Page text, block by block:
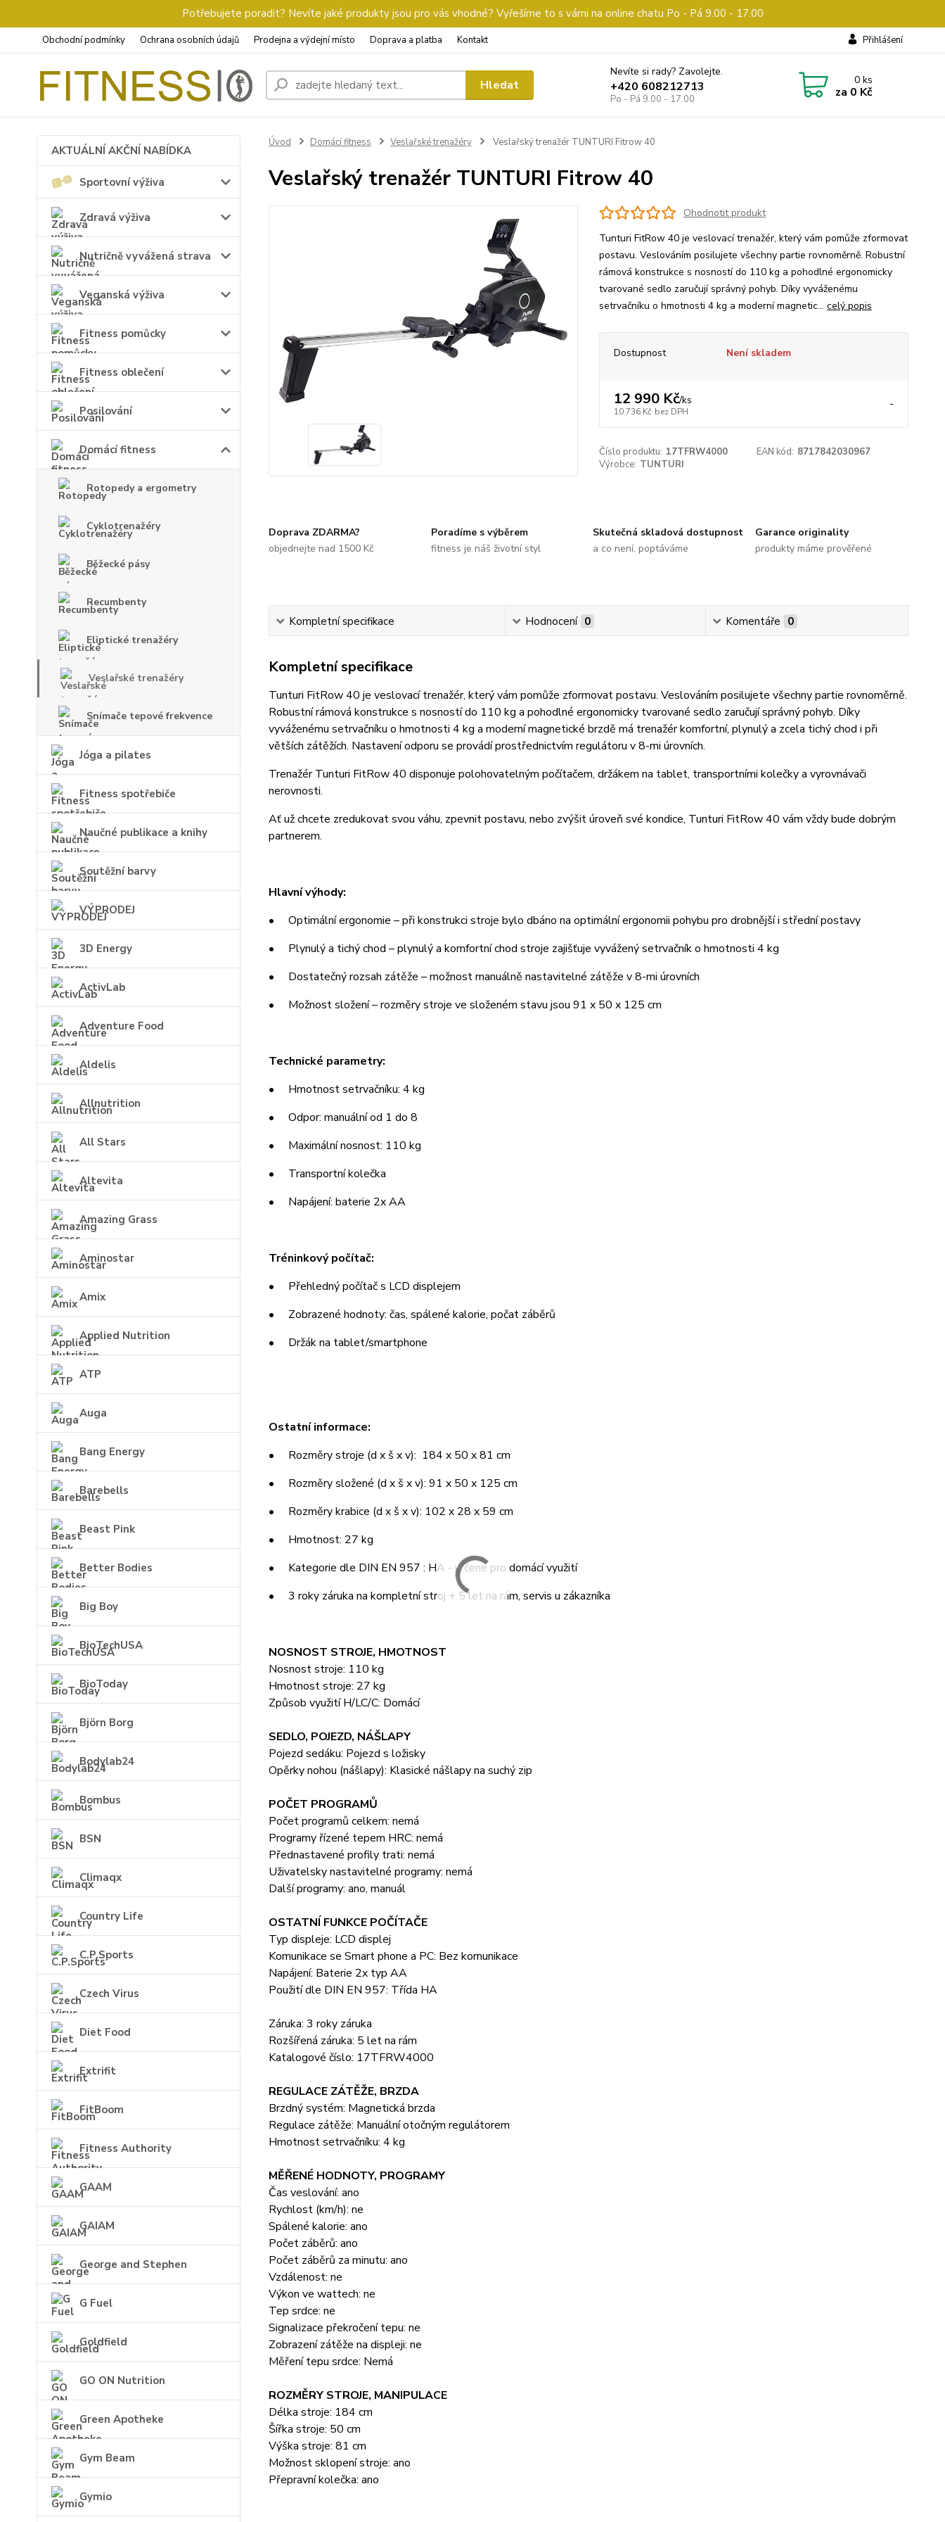
Potřebujete poradit? Nevíte jaké produkty jsou pro vás vhodné? Vyřešíme to s vámi na online chatu Po - Pá 9.00 - 17.00
Obchodní podmínky Ochrana osobních údajů Prodejna a výdejní místo Doprava a platba Kontakt Přihlášení
Hledat
Nevíte si rady? Zavolejte.
+420 608212713
Po - Pá 9.00 - 17.00
0ks
za 0 Kč
AKTUÁLNÍ AKČNÍ NABÍDKA
Sportovní výživa
Zdravá výživa
Nutričně vyvážená strava
Veganská výživa
Fitness pomůcky
Fitness oblečení
Posilování
Domácí fitness
Rotopedy a ergometry
Cyklotrenažéry
Běžecké pásy
Recumbenty
Eliptické trenažéry
Veslařské trenažéry
Snímače tepové frekvence
Jóga a pilates
Fitness spotřebiče
Naučné publikace a knihy
Soutěžní barvy
VÝPRODEJ
3D Energy
ActivLab
Adventure Food
Aldelis
Allnutrition
All Stars
Altevita
Amazing Grass
Aminostar
Amix
Applied Nutrition
ATP
Auga
Bang Energy
Barebells
Beast Pink
Better Bodies
Big Boy
BioTechUSA
BioToday
Björn Borg
Bodylab24
Bombus
BSN
Climaqx
Country Life
C.P.Sports
Czech Virus
Diet Food
Extrifit
FitBoom
Fitness Authority
GAAM
GAIAM
George and Stephen
G Fuel
Goldfield
GO ON Nutrition
Green Apotheke
Gym Beam
Gymio
Úvod Domácí fitness Veslařské trenažéry Veslařský trenažér TUNTURI Fitrow 40
Veslařský trenažér TUNTURI Fitrow 40
Ohodnotit produkt
Tunturi FitRow 40 je veslovací trenažér, který vám pomůže zformovat
postavu. Veslováním posilujete všechny partie rovnoměrně. Robustní
rámová konstrukce s nosností do 110 kg a pohodlné ergonomicky
tvarované sedlo zaručují správný pohyb. Díky vyváženému
setrvačníku o hmotnosti 4 kg a moderní magnetic... celý popis
Dostupnost Není skladem
12 990 Kč/ks
10 736 Kč bez DPH -
Číslo produktu: 17TFRW4000 EAN kód: 8717842030967
Výrobce: TUNTURI
Doprava ZDARMA?
objednejte nad 1500 Kč
Poradíme s výběrem
fitness je náš životní styl
Skutečná skladová dostupnost
a co není, poptáváme
Garance originality
produkty máme prověřené
Kompletní specifikace Hodnocení 0 Komentáře 0
Kompletní specifikace
Tunturi FitRow 40 je veslovací trenažér, který vám pomůže zformovat postavu. Veslováním posilujete všechny partie rovnoměrně.
Robustní rámová konstrukce s nosností do 110 kg a pohodlné ergonomicky tvarované sedlo zaručují správný pohyb. Díky
vyváženému setrvačníku o hmotnosti 4 kg a moderní magnetické brzdě má trenažér komfortní, plynulý a zcela tichý chod i při
větších zátěžích. Nastavení odporu se provádí prostřednictvím regulátoru v 8-mi úrovních.
Trenažér Tunturi FitRow 40 disponuje polohovatelným počítačem, držákem na tablet, transportními kolečky a vyrovnávači
nerovnosti.
Ať už chcete zredukovat svou váhu, zpevnit postavu, nebo zvýšit úroveň své kondice, Tunturi FitRow 40 vám vždy bude dobrým
partnerem.
Hlavní výhody:
• Optimální ergonomie – při konstrukci stroje bylo dbáno na optimální ergonomii pohybu pro drobnější i střední postavy
• Plynulý a tichý chod – plynulý a komfortní chod stroje zajišťuje vyvážený setrvačník o hmotnosti 4 kg
• Dostatečný rozsah zátěže – možnost manuálně nastavitelné zátěže v 8-mi úrovních
• Možnost složení – rozměry stroje ve složeném stavu jsou 91 x 50 x 125 cm
Technické parametry:
• Hmotnost setrvačníku: 4 kg
• Odpor: manuální od 1 do 8
• Maximální nosnost: 110 kg
• Transportní kolečka
• Napájení: baterie 2x AA
Tréninkový počítač:
• Přehledný počítač s LCD displejem
• Zobrazené hodnoty: čas, spálené kalorie, počat záběrů
• Držák na tablet/smartphone
Ostatní informace:
• Rozměry stroje (d x š x v): 184 x 50 x 81 cm
• Rozměry složené (d x š x v): 91 x 50 x 125 cm
• Rozměry krabice (d x š x v): 102 x 28 x 59 cm
• Hmotnost: 27 kg
• Kategorie dle DIN EN 957 : HA - určené pro domácí využití
• 3 roky záruka na kompletní stroj + 5 let na rám, servis u zákazníka
NOSNOST STROJE, HMOTNOST
Nosnost stroje: 110 kg
Hmotnost stroje: 27 kg
Způsob využití H/LC/C: Domácí
SEDLO, POJEZD, NÁŠLAPY
Pojezd sedáku: Pojezd s ložisky
Opěrky nohou (nášlapy): Klasické nášlapy na suchý zip
POČET PROGRAMŮ
Počet programů celkem: nemá
Programy řízené tepem HRC: nemá
Přednastavené profily trati: nemá
Uživatelsky nastavitelné programy: nemá
Další programy: ano, manuál
OSTATNÍ FUNKCE POČÍTAČE
Typ displeje: LCD displej
Komunikace se Smart phone a PC: Bez komunikace
Napájení: Baterie 2x typ AA
Použití dle DIN EN 957: Třída HA
Záruka: 3 roky záruka
Rozšířená záruka: 5 let na rám
Katalogové číslo: 17TFRW4000
REGULACE ZÁTĚŽE, BRZDA
Brzdný systém: Magnetická brzda
Regulace zátěže: Manuální otočným regulátorem
Hmotnost setrvačníku: 4 kg
MĚŘENÉ HODNOTY, PROGRAMY
Čas veslování: ano
Rychlost (km/h): ne
Spálené kalorie: ano
Počet záběrů: ano
Počet záběrů za minutu: ano
Vzdálenost: ne
Výkon ve wattech: ne
Tep srdce: ne
Signalizace překročení tepu: ne
Zobrazení zátěže na displeji: ne
Měření tepu srdce: Nemá
ROZMĚRY STROJE, MANIPULACE
Délka stroje: 184 cm
Šířka stroje: 50 cm
Výška stroje: 81 cm
Možnost sklopení stroje: ano
Přepravní kolečka: ano